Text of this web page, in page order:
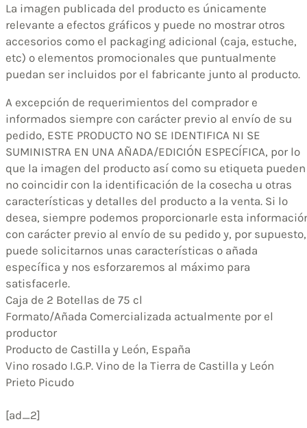
La imagen publicada del producto es únicamente
relevante a efectos gráficos y puede no mostrar otros
accesorios como el packaging adicional (caja, estuche,
etc) o elementos promocionales que puntualmente
puedan ser incluidos por el fabricante junto al producto.
A excepción de requerimientos del comprador e
informados siempre con carácter previo al envío de su
pedido, ESTE PRODUCTO NO SE IDENTIFICA NI SE
SUMINISTRA EN UNA AÑADA/EDICIÓN ESPECÍFICA, por lo
que la imagen del producto así como su etiqueta pueden
no coincidir con la identificación de la cosecha u otras
características y detalles del producto a la venta. Si lo
desea, siempre podemos proporcionarle esta
con carácter previo al envío de su pedido y, por supuesto,
puede solicitarnos unas características o añada
específica y nos esforzaremos al máximo para
satisfacerle.
Caja de 2 Botellas de 75 cl
Formato/Añada Comercializada actualmente por el
productor
Producto de Castilla y León, España
Vino rosado I.G.P. Vino de la Tierra de Castilla y León
Prieto Picudo
[ad_2]